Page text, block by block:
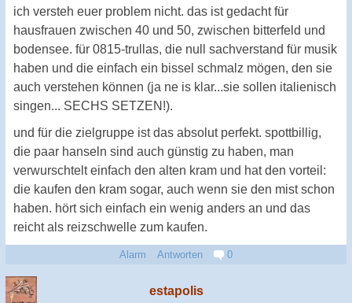
ich versteh euer problem nicht. das ist gedacht für
hausfrauen zwischen 40 und 50, zwischen bitterfeld und
bodensee. für 0815-trullas, die null sachverstand für musik
haben und die einfach ein bissel schmalz mögen, den sie
auch verstehen können (ja ne is klar...sie sollen italienisch
singen... SECHS SETZEN!).
und für die zielgruppe ist das absolut perfekt. spottbillig,
die paar hanseln sind auch günstig zu haben, man
verwurschtelt einfach den alten kram und hat den vorteil:
die kaufen den kram sogar, auch wenn sie den mist schon
haben. hört sich einfach ein wenig anders an und das
reicht als reizschwelle zum kaufen.
Alarm Antworten 0
estapolis